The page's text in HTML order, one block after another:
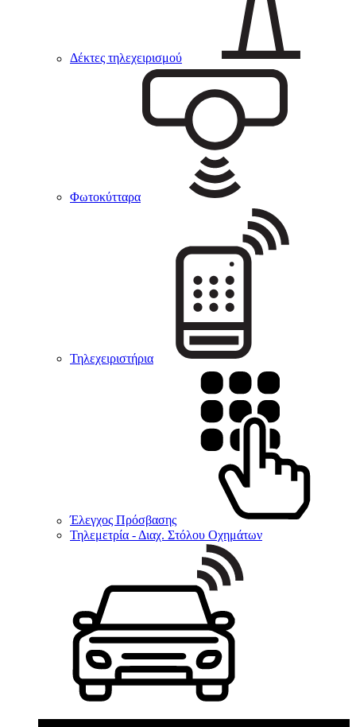
Δέκτες τηλεχειρισμού
Φωτοκύτταρα
Τηλεχειριστήρια
Έλεγχος Πρόσβασης
Τηλεμετρία - Διαχ. Στόλου Οχημάτων